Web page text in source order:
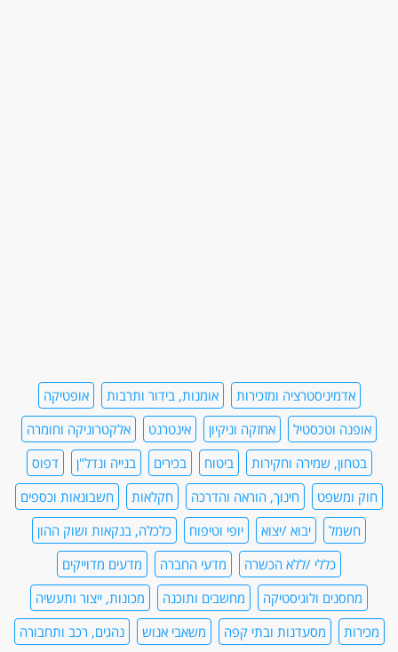
אדמיניסטרציה ומזכירות אומנות, בידור ותרבות
אופטיקה
אופנה וטכסטיל
אחזקה וניקיון אינטרנט
אלקטרוניקה וחומרה
בטחון, שמירה וחקירות
ביטוח בכירים בנייה ונדל"ן
דפוס
חוק ומשפט
חינוך, הוראה והדרכה חקלאות
חשבונאות וכספים
חשמל
יבוא /יצוא יופי וטיפוח
כלכלה, בנקאות ושוק ההון
כללי /ללא הכשרה
מדעי החברה
מדעים מדוייקים
מחסנים ולוגיסטיקה
מחשבים ותוכנה
מכונות, ייצור ותעשיה
מכירות
מסעדנות ובתי קפה משאבי אנוש
נהגים, רכב ותחבורה